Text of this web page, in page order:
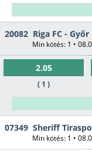
20082 Riga FC - Győr
Min kötés: 1 •
2.05
( 1 )
07349 Sheriff
Min kötés: 1 •